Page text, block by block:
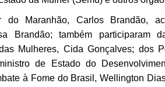
do Maranhão, Carlos Brandão,
Brandão; também participaram
Mulheres, Cida Gonçalves; dos
de Estado do
à Fome do Brasil, Wellington